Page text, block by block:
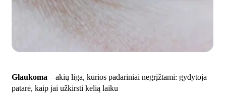
Glaukoma – akių liga, kurios padariniai negrįžtami: gydytoja
patarė, kaip jai užkirsti kelią laiku